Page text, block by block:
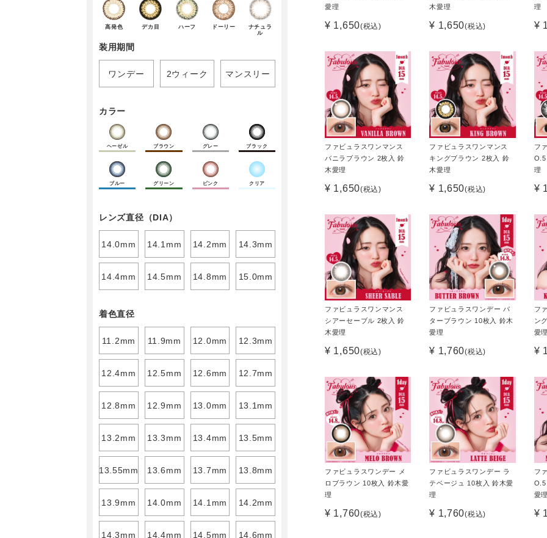
高発色 デカ目 ハーフ ドーリー
ナチュラ
ル
装用期間
ワンデー 2ウィーク マンスリー
カラー
ヘーゼル ブラウン グレー ブラック
ブルー グリーン ピンク クリア
レンズ直径（DIA）
14.0mm 14.1mm 14.2mm 14.3mm
14.4mm 14.5mm 14.8mm 15.0mm
着色直径
11.2mm 11.9mm 12.0mm 12.3mm
12.4mm 12.5mm 12.6mm 12.7mm
12.8mm 12.9mm 13.0mm 13.1mm
13.2mm 13.3mm 13.4mm 13.5mm
13.55mm 13.6mm 13.7mm 13.8mm
13.9mm 14.0mm 14.1mm 14.2mm
14.3mm 14.4mm 14.5mm 14.6mm
愛理
¥ 1,650(税込)
木愛理
¥ 1,650(税込)
理
¥
ファビュラスワンマンス
バニラブラウン 2枚入 鈴
木愛理
¥ 1,650(税込)
ファビュラスワンマンス
キングブラウン 2枚入 鈴
木愛理
¥ 1,650(税込)
フ
O.5
理
¥
ファビュラスワンマンス
シアーセーブル 2枚入 鈴
木愛理
¥ 1,650(税込)
ファビュラスワンデー バ
ターブラウン 10枚入 鈴木
愛理
¥ 1,760(税込)
フ
ン
愛
¥
ファビュラスワンデー メ
ロブラウン 10枚入 鈴木愛
理
¥ 1,760(税込)
ファビュラスワンデー ラ
テベージュ 10枚入 鈴木愛
理
¥ 1,760(税込)
フ
愛
¥